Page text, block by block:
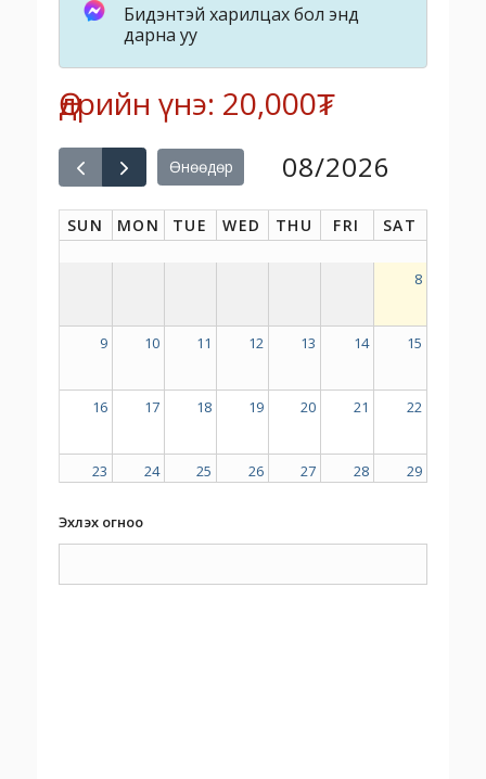
Бидэнтэй харилцах бол энд
дарна уу
Өдрийн үнэ: 20,000₮
Өнөөдөр 08/2026
SUN MON TUE WED THU FRI SAT
8
9 10 11 12 13 14 15
16 17 18 19 20 21 22
23 24 25 26 27 28 29
Эхлэх огноо